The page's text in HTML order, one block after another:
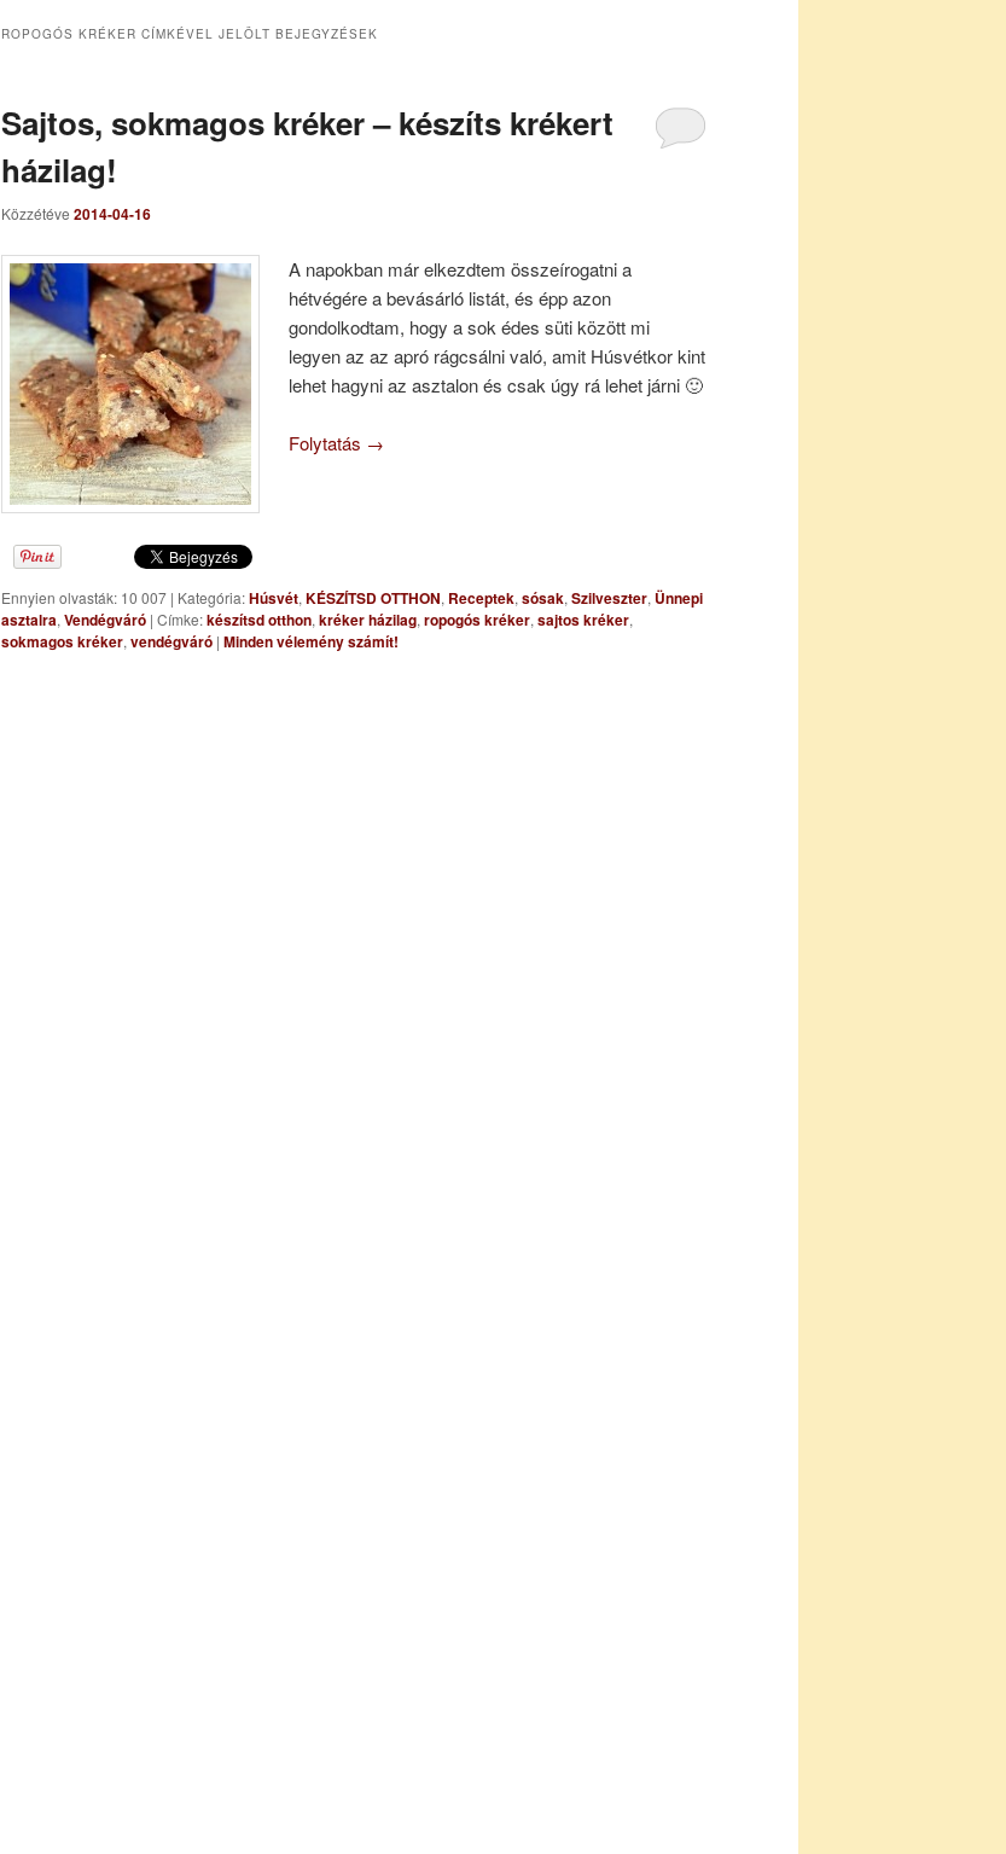
ROPOGÓS KRÉKER CÍMKÉVEL JELÖLT BEJEGYZÉSEK
Sajtos, sokmagos kréker – készíts krékert
házilag!
Közzétéve 2014-04-16
A napokban már elkezdtem összeírogatni a
hétvégére a bevásárló listát, és épp azon
gondolkodtam, hogy a sok édes süti között mi
legyen az az apró rágcsálni való, amit Húsvétkor kint
lehet hagyni az asztalon és csak úgy rá lehet járni 🙂
Folytatás →
Ennyien olvasták: 10 007 | Kategória:Húsvét, KÉSZÍTSD OTTHON, Receptek, sósak, Szilveszter, Ünnepi
asztalra, Vendégváró | Címke:készítsd otthon, kréker házilag, ropogós kréker, sajtos kréker,
sokmagos kréker, vendégváró | Minden vélemény számít!